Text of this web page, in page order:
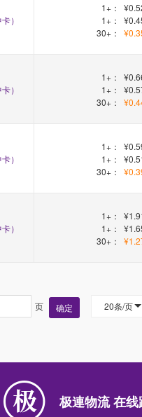
）
1+：
1+：
30+：
）
1+：
1+：
30+：
）
1+：
1+：
30+：
）
1+：
1+：
30+：
页 确定 20条/页
极連物流 在